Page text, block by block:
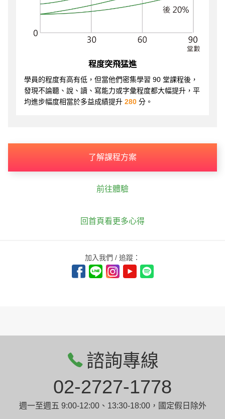
程度突飛猛進
學員的程度有高有低，但當他們密集學習 90 堂課程後，
發現不論聽、說、讀、寫能力或字彙程度都大幅提升，平
均進步幅度相當於多益成績提升 280 分。
了解課程方案
前往體驗
回首頁看更多心得
加入我們 / 追蹤：
諮詢專線
02-2727-1778
週一至週五 9:00-12:00、13:30-18:00，國定假日除外